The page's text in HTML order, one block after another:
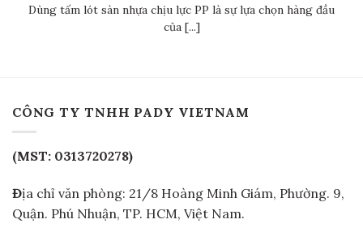
Dùng tấm lót sàn nhựa chịu lực PP là sự lựa chọn hàng đầu
của [...]
CÔNG TY TNHH PADY VIETNAM
(MST: 0313720278)
Địa chỉ văn phòng: 21/8 Hoàng Minh Giám, Phường. 9,
Quận. Phú Nhuận, TP. HCM, Việt Nam.